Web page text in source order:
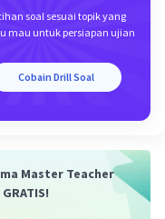
soal sesuai topik yang
mau untuk persiapan ujian
Cobain Drill Soal
Master Teacher